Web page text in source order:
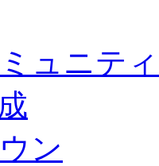
）
ュニティ
ン